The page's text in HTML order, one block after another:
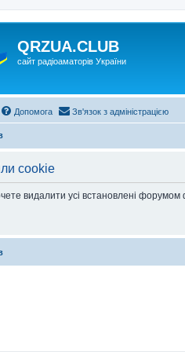
QRZUA.CLUB
сайт радіоаматорів України
Допомога Зв'язок з адміністрацією
cookie
видалити усі встановлені